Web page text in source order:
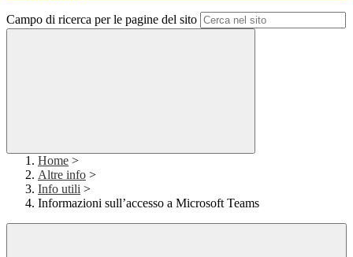
Campo di ricerca per le pagine del sito
Home >
Altre info >
Info utili >
Informazioni sull’accesso a Microsoft Teams